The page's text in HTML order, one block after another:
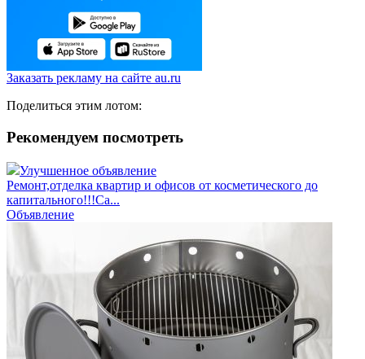
Заказать рекламу на сайте au.ru
Поделиться этим лотом:
Рекомендуем посмотреть
Улучшенное объявление
Ремонт,отделка квартир и офисов от косметического до
капитального!!!Са...
Объявление